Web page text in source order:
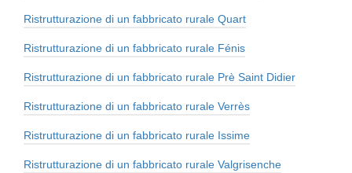
Ristrutturazione di un fabbricato rurale Quart
Ristrutturazione di un fabbricato rurale Fénis
Ristrutturazione di un fabbricato rurale Prè Saint Didier
Ristrutturazione di un fabbricato rurale Verrès
Ristrutturazione di un fabbricato rurale Issime
Ristrutturazione di un fabbricato rurale Valgrisenche